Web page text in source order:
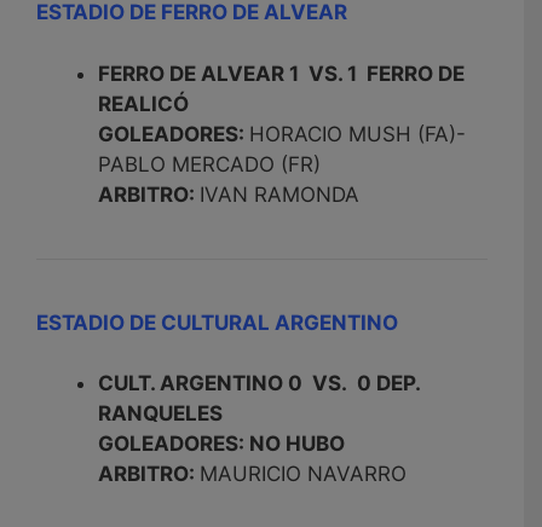
ESTADIO DE FERRO DE ALVEAR
FERRO DE ALVEAR 1 VS. 1 FERRO DE
REALICÓ
GOLEADORES: HORACIO MUSH (FA)-
PABLO MERCADO (FR)
ARBITRO: IVAN RAMONDA
ESTADIO DE CULTURAL ARGENTINO
CULT. ARGENTINO 0 VS. 0 DEP.
RANQUELES
GOLEADORES: NO HUBO
ARBITRO: MAURICIO NAVARRO